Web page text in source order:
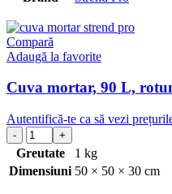
Compară
Adaugă la favorite
Cuva mortar, 90 L,
Autentifică-te ca să vezi
Greutate
1 kg
Dimensiuni 50 × 50 × 30 cm